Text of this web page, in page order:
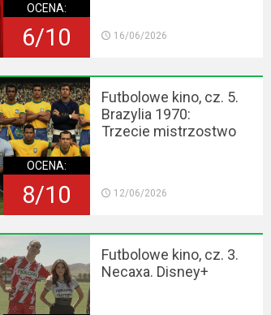
OCENA:
6/10 16/06/2026
OCENA:
8/10
Futbolowe kino, cz. 5.
Brazylia 1970:
Trzecie mistrzostwo
12/06/2026
Futbolowe kino, cz. 3.
Necaxa. Disney+